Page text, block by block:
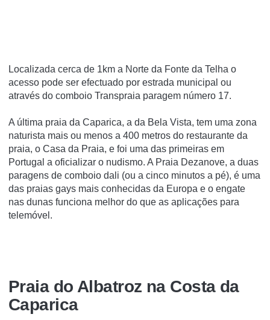
Localizada cerca de 1km a Norte da Fonte da Telha o
acesso pode ser efectuado por estrada municipal ou
através do comboio Transpraia paragem número 17.
A última praia da Caparica, a da Bela Vista, tem uma zona
naturista mais ou menos a 400 metros do restaurante da
praia, o Casa da Praia, e foi uma das primeiras em
Portugal a oficializar o nudismo. A Praia Dezanove, a duas
paragens de comboio dali (ou a cinco minutos a pé), é uma
das praias gays mais conhecidas da Europa e o engate
nas dunas funciona melhor do que as aplicações para
telemóvel.
Praia do Albatroz na Costa da
Caparica